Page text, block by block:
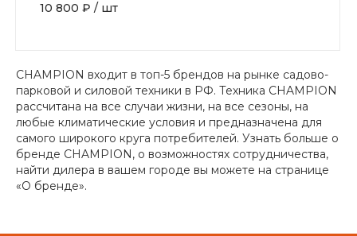
10 800 ₽ / шт
CHAMPION входит в топ-5 брендов на рынке садово-
парковой и силовой техники в РФ. Техника CHAMPION
рассчитана на все случаи жизни, на все сезоны, на
любые климатические условия и предназначена для
самого широкого круга потребителей. Узнать больше о
бренде CHAMPION, о возможностях сотрудничества,
найти дилера в вашем городе вы можете на странице
«О бренде».